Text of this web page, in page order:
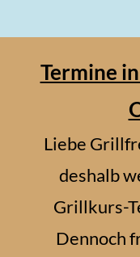
Termine
Liebe
deshalb
Grillkurs-
Dennoch